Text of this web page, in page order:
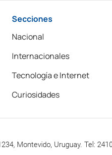
Secciones
Nacional
Internacionales
Tecnología e Internet
Curiosidades
Montevido, Uruguay. Tel: